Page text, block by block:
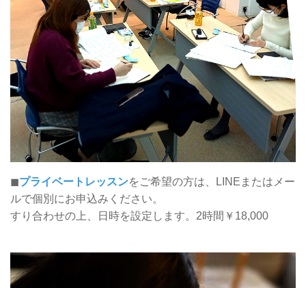
◼プライベートレッスンをご希望の方は、LINEまたはメー
ルで個別にお申込みください。
すり合わせの上、日時を設定します。2時間￥18,000